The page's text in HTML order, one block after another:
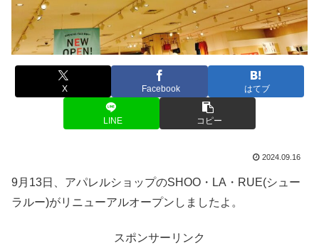
X Facebook はてブ
LINE コピー
2024.09.16
9月13日、アパレルショップのSHOO・LA・RUE(シュー
ラルー)がリニューアルオープンしましたよ。
スポンサーリンク